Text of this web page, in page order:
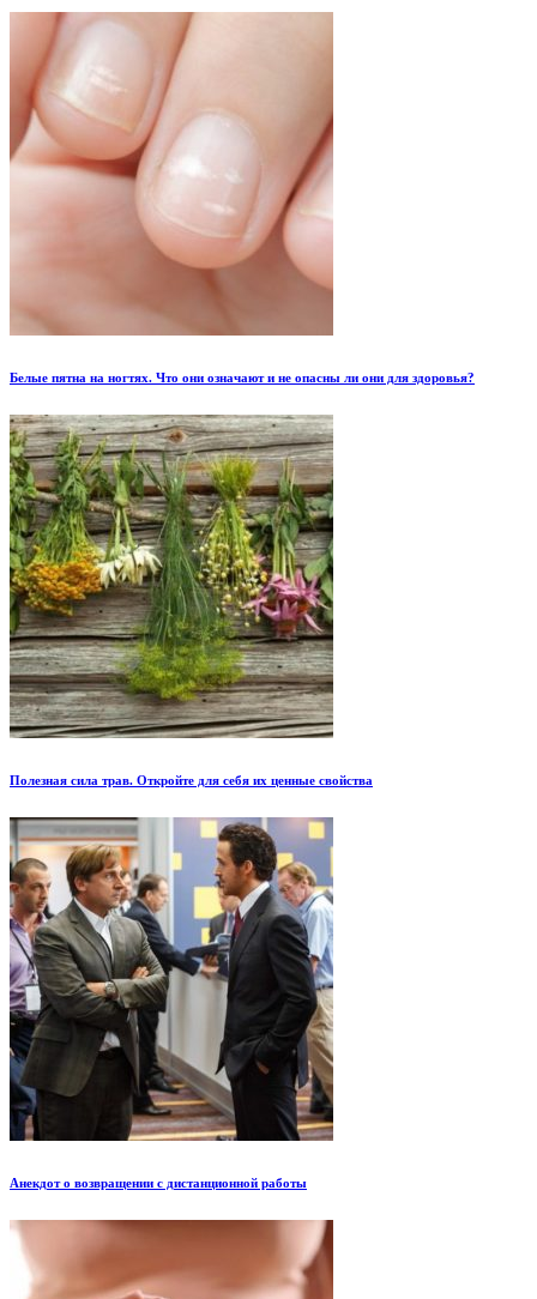
Белые пятна на ногтях. Что они означают и не опасны ли они для здоровья?
Полезная сила трав. Откройте для себя их ценные свойства
Анекдот о возвращении с дистанционной работы